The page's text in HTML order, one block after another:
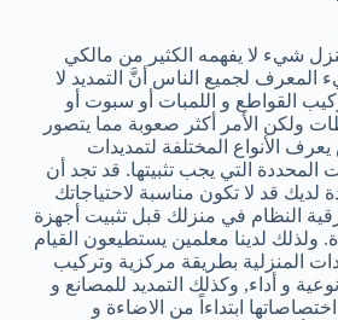
شيء لا يفهمه الكثير من مالكي
المعرف لجميع الناس أنَّ التمديد لا
القواطع و اللمبات أو سبوت أو
ولكن الأمر أكثر صعوبة مما يتصور
الأنواع المختلفة لتمديدات
المحددة التي يجب تثبيتها. قد تجد أن
لديك قد لا تكون مناسبة لاحتياجاتك
النظام في منزلك قبل تثبيت أجهزة
ولذلك لدينا معلمين يستطيعون القيام
المنزلية بطريقة مركزية وتركيب
و أداء, وكذلك التمديد للمصانع و
ابتداءاً من الاضاءة و